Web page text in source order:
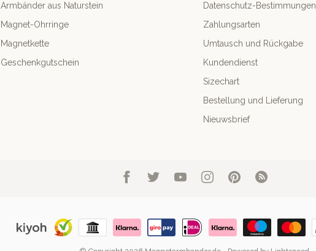
Armbänder aus Naturstein
Magnet-Ohrringe
Magnetkette
Geschenkgutschein
Datenschutz-Bestimmungen
Zahlungsarten
Umtausch und Rückgabe
Kundendienst
Sizechart
Bestellung und Lieferung
Nieuwsbrief